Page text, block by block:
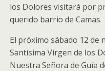
los Dolores visitará por
querido barrio de Camas.
El próximo sábado 12 de
Santísima Virgen de los
Nuestra Señora de Guía